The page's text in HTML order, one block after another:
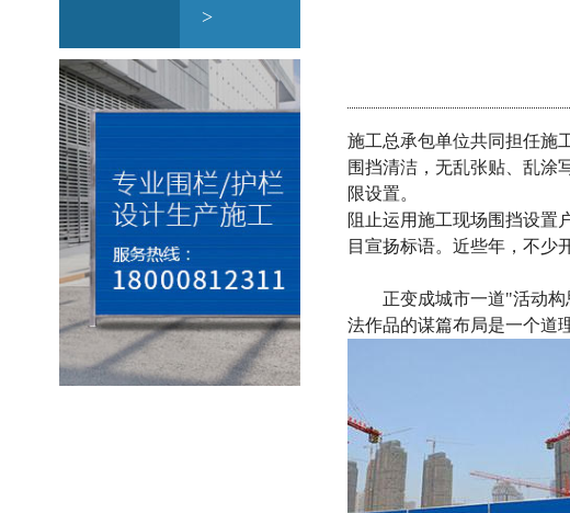
>
施工总承包单位共同担任施
围挡清洁，无乱张贴、乱涂
限设置。
阻止运用施工现场围挡设置
目宣扬标语。近些年，不少
正变成城市一道"活动构思
法作品的谋篇布局是一个道